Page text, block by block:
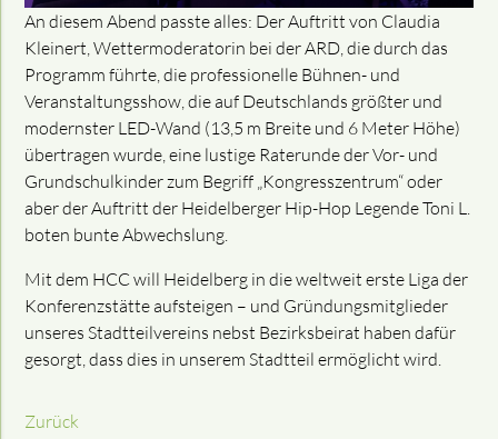
An diesem Abend passte alles: Der Auftritt von Claudia
Kleinert, Wettermoderatorin bei der ARD, die durch das
Programm führte, die professionelle Bühnen- und
Veranstaltungsshow, die auf Deutschlands größter und
modernster LED-Wand (13,5 m Breite und 6 Meter Höhe)
übertragen wurde, eine lustige Raterunde der Vor- und
Grundschulkinder zum Begriff „Kongresszentrum“ oder
aber der Auftritt der Heidelberger Hip-Hop Legende Toni L.
boten bunte Abwechslung.
Mit dem HCC will Heidelberg in die weltweit erste Liga der
Konferenzstätte aufsteigen – und Gründungsmitglieder
unseres Stadtteilvereins nebst Bezirksbeirat haben dafür
gesorgt, dass dies in unserem Stadtteil ermöglicht wird.
Zurück